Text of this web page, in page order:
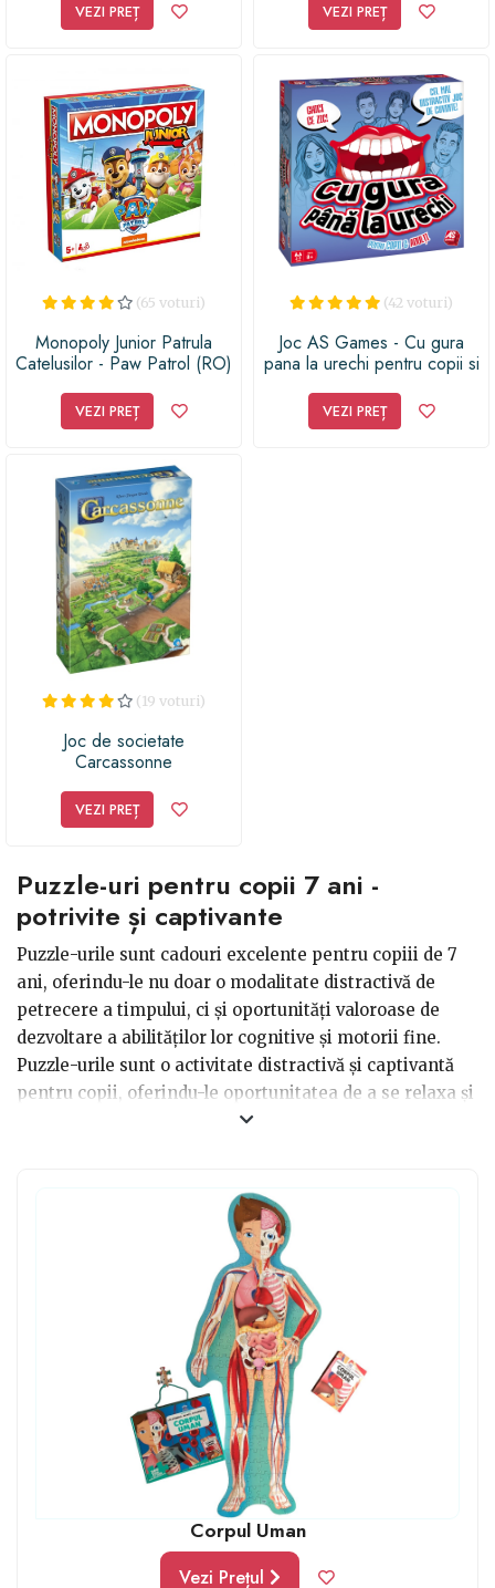
VEZI PREȚ VEZI PREȚ
(65 voturi)
Monopoly Junior Patrula
Catelusilor - Paw Patrol (RO)
VEZI PREȚ
(42 voturi)
Joc AS Games - Cu gura
pana la urechi pentru copii si
VEZI PREȚ
(19 voturi)
Joc de societate
Carcassonne
VEZI PREȚ
Puzzle-uri pentru copii 7 ani -
potrivite și captivante
Puzzle-urile sunt cadouri excelente pentru copiii de 7
ani, oferindu-le nu doar o modalitate distractivă de
petrecere a timpului, ci și oportunități valoroase de
dezvoltare a abilităților lor cognitive și motorii fine.
Puzzle-urile sunt o activitate distractivă și captivantă
pentru copii, oferindu-le oportunitatea de a se relaxa și
de a-și petrece timpul liber într-un mod educativ și
să-și asume provocări și să lucreze cu determinare
pentru a-și atinge obiectivele.
sunt excelentecadouri pentru băieții de
oferindu-le oportunitatea de a-și dezvolta
abilitățile cognitive și de rezolvare a problemelor într-
un mod distractiv și captivant. În alegerea unui puzzle
pentru un băiat de 7 ani, este important să ții cont de
interesele și preferințele lui. Unii băieți pot prefera
puzzle-uri cu tematici precum mașini, camioane sau
avioane, fiind atrași de vehicule și de lumea lor
fete de 7-8 ani
pot prefera puzzle-uri cu tematici
Corpul Uman
Vezi Prețul